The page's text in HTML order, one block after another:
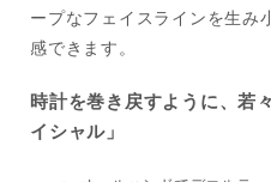
ープなフェイスラインを生み
感できます。
時計を巻き戻すように、若
イシャル 」